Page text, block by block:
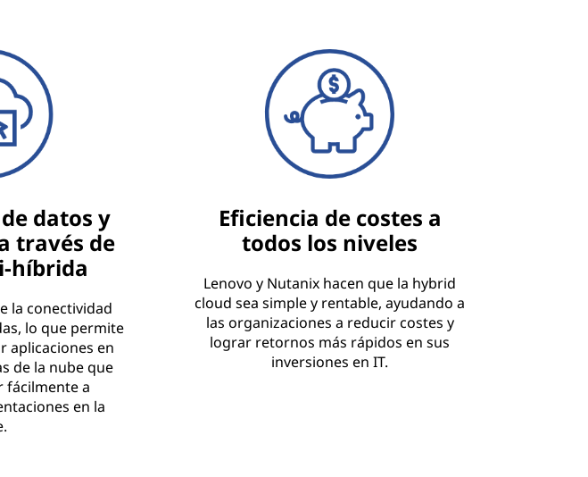
datos y
través de
híbrida
la conectividad
lo que permite
aplicaciones en
de la nube que
fácilmente a
en la
Eficiencia de costes a
todos los niveles
Lenovo y Nutanix hacen que la hybrid
cloud sea simple y rentable, ayudando a
las organizaciones a reducir costes y
lograr retornos más rápidos en sus
inversiones en IT.